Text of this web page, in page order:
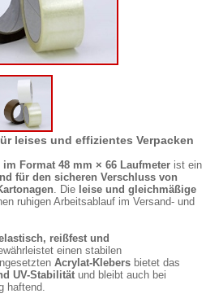
leises und effizientes Verpacken
Format 48 mm × 66 Laufmeter ist ein
für den sicheren Verschluss von
. Die leise und gleichmäßige
ruhigen Arbeitsablauf im Versand- und
reißfest und
einen stabilen
Acrylat-Klebers bietet das
UV-Stabilität und bleibt auch bei
haftend.